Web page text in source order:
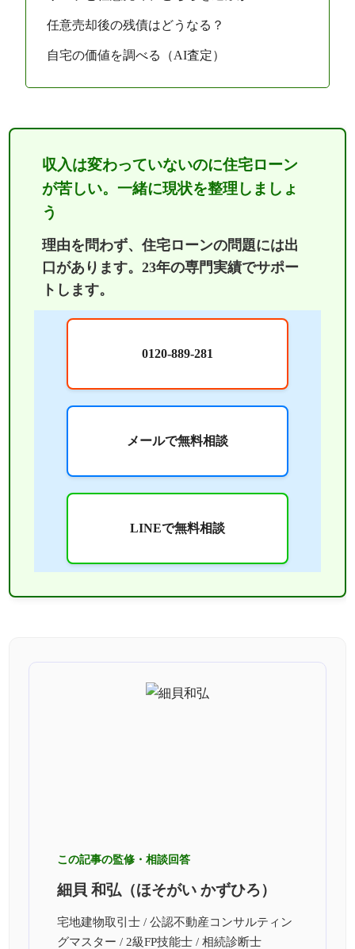
任意売却後の残債はどうなる？
自宅の価値を調べる（AI査定）
収入は変わっていないのに住宅ローン
が苦しい。一緒に現状を整理しましょ
う
理由を問わず、住宅ローンの問題には出
口があります。23年の専門実績でサポー
トします。
0120-889-281
メールで無料相談
LINEで無料相談
この記事の監修・相談回答
細貝 和弘（ほそがい かずひろ）
宅地建物取引士 / 公認不動産コンサルティン
グマスター / 2級FP技能士 / 相続診断士